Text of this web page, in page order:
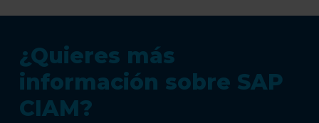
¿Quieres más
información sobre SAP
CIAM?